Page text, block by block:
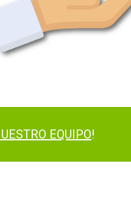
EQUIPO!